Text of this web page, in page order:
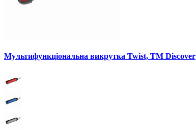
Мультифункціональна викрутка Twist, TM Discover